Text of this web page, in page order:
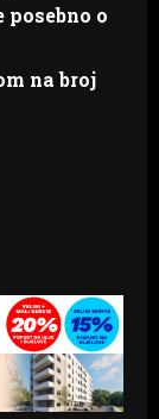
posebno o
na broj